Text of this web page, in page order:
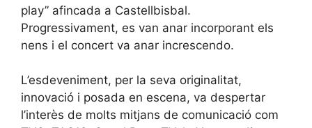
play” afincada a Castellbisbal.
Progressivament, es van anar incorporant els
nens i el concert va anar increscendo.
L’esdeveniment, per la seva originalitat,
innovació i posada en escena, va despertar
l’interès de molts mitjans de comunicació com